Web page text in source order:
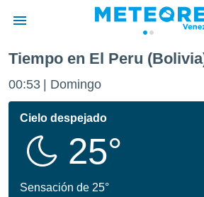
de
ha
calidad.
a este
Tiempo en El Peru
00:53 Domingo
Cielo despejado
25°
Sensación de 25°